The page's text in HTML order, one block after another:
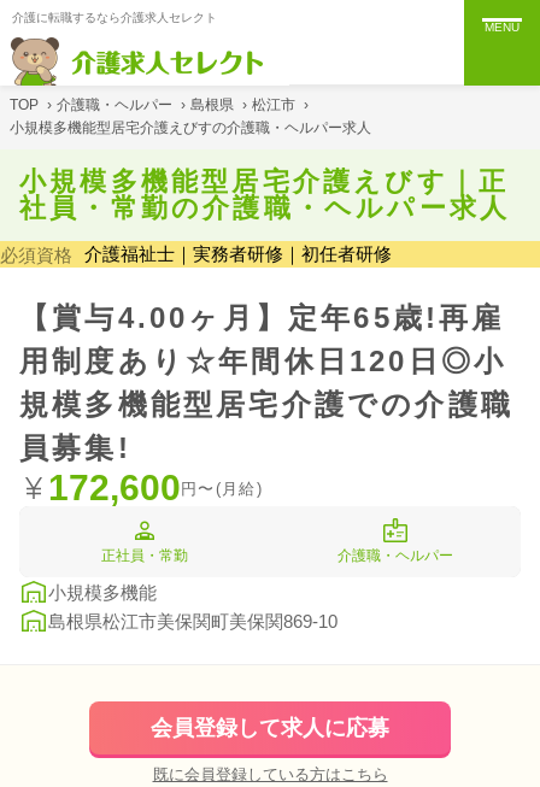
介護に転職するなら介護求人セレクト
MENU
TOP › 介護職・ヘルパー › 島根県 › 松江市 ›
小規模多機能型居宅介護えびすの介護職・ヘルパー求人
小規模多機能型居宅介護えびす｜正
社員・常勤の介護職・ヘルパー求人
必須資格 介護福祉士｜実務者研修｜初任者研修
【賞与4.00ヶ月】定年65歳!再雇
用制度あり☆年間休日120日◎小
規模多機能型居宅介護での介護職
員募集!
172,600円〜(月給)
正社員・常勤 介護職・ヘルパー
小規模多機能
島根県松江市美保関町美保関869-10
会員登録して求人に応募
既に会員登録している方はこちら